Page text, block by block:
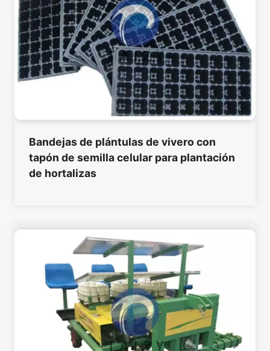
Bandejas de plántulas de vivero con
tapón de semilla celular para plantación
de hortalizas